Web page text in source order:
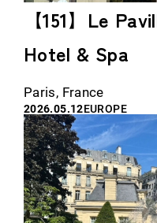
【151】Le
Hotel & Spa
Paris, France
2026.05.12EUROPE